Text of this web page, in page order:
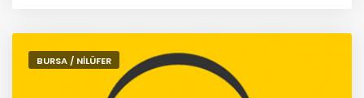
BURSA / NİLÜFER